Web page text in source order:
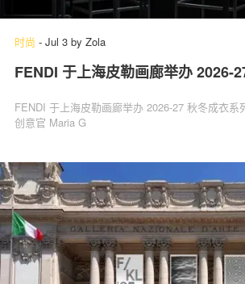
时尚 - Jul 3 by Zola
FENDI 于上海皮勒画廊举办 2026-
FENDI 于上海皮勒画廊举办 2026-27 秋冬成衣系
创意官 Maria G